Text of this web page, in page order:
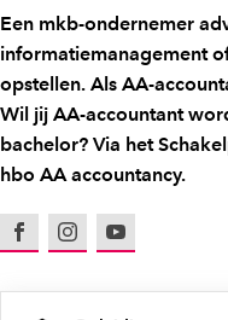
Een mkb-ondernemer
informatiemanagement
opstellen. Als AA-
Wil jij AA-accountant
bachelor? Via het
hbo AA accountancy.
FacebookInstagramYoutube